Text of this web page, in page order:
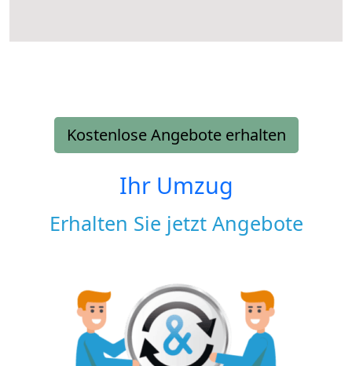
Kostenlose Angebote erhalten
Ihr Umzug
Erhalten Sie jetzt Angebote